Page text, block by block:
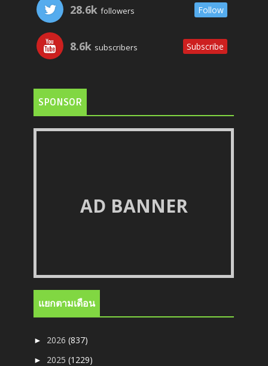
28.6k followers Follow
8.6k subscribers Subscribe
SPONSOR
AD BANNER
แยกตามเดือน
► 2026(837)
► 2025(1229)